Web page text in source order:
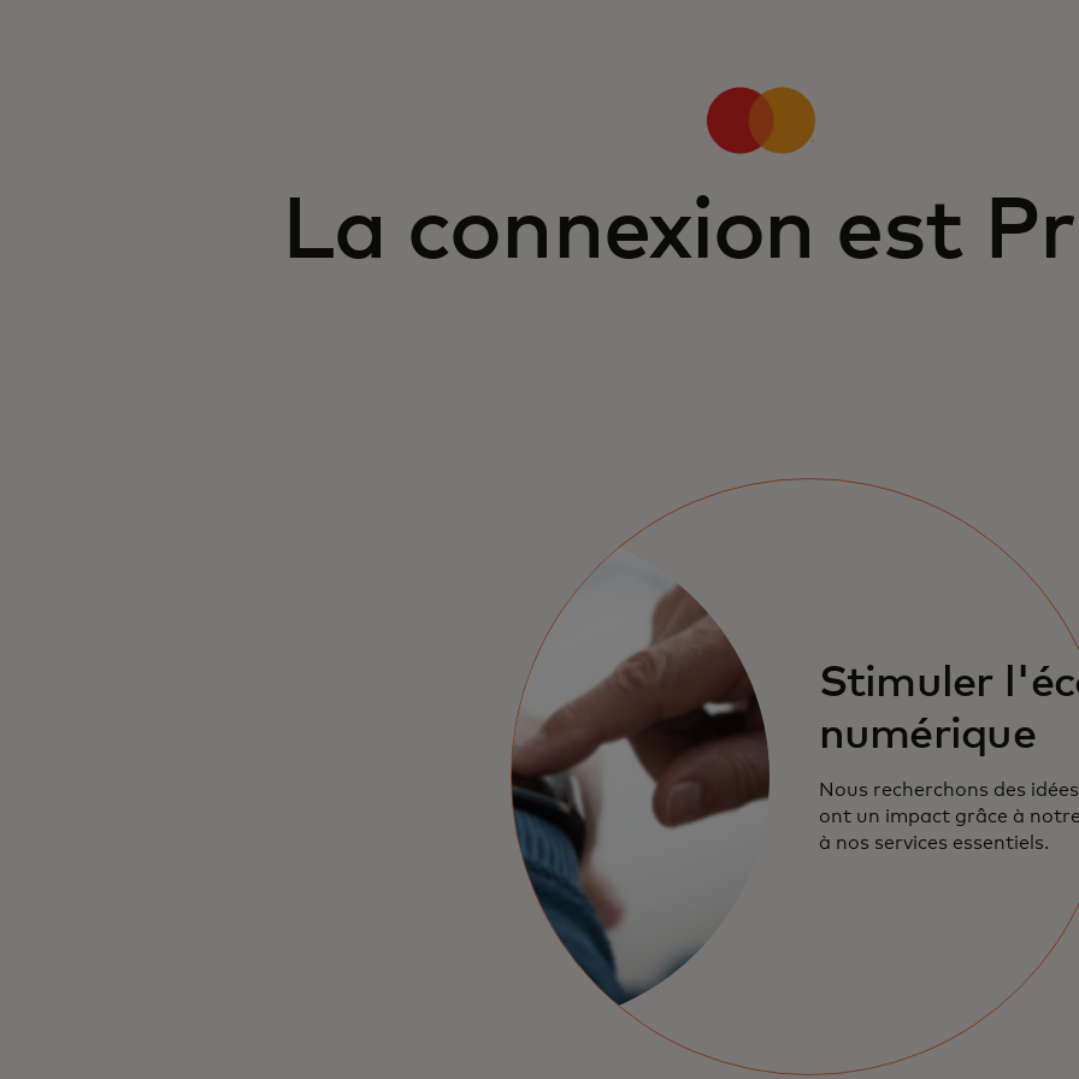
La connexion est
Stimuler
numérique
Nous recherchons des
ont un impact grâce à
à nos services essentiels.